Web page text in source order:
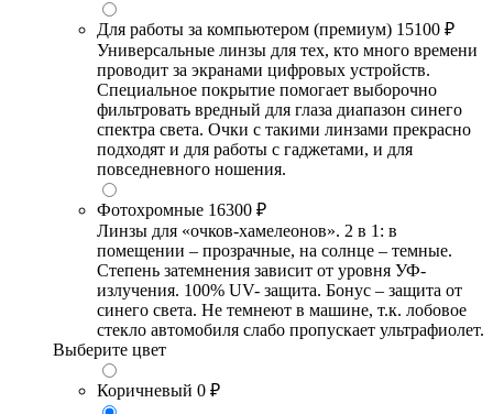
Для работы за компьютером (премиум) 15100 ₽
Универсальные линзы для тех, кто много времени
проводит за экранами цифровых устройств.
Специальное покрытие помогает выборочно
фильтровать вредный для глаза диапазон синего
спектра света. Очки с такими линзами прекрасно
подходят и для работы с гаджетами, и для
повседневного ношения.
Фотохромные 16300 ₽
Линзы для «очков-хамелеонов». 2 в 1: в
помещении – прозрачные, на солнце – темные.
Степень затемнения зависит от уровня УФ-
излучения. 100% UV- защита. Бонус – защита от
синего света. Не темнеют в машине, т.к. лобовое
стекло автомобиля слабо пропускает ультрафиолет.
Выберите цвет
Коричневый 0 ₽